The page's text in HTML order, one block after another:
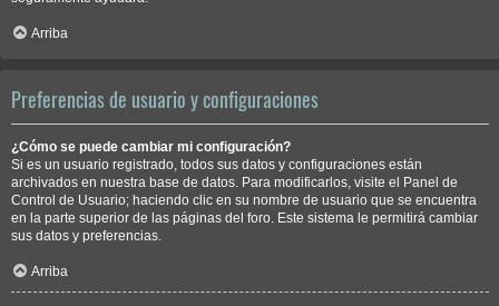
Arriba
Preferencias de usuario y configuraciones
¿Cómo se puede cambiar mi configuración?
Si es un usuario registrado, todos sus datos y configuraciones están
archivados en nuestra base de datos. Para modificarlos, visite el Panel de
Control de Usuario; haciendo clic en su nombre de usuario que se encuentra
en la parte superior de las páginas del foro. Este sistema le permitirá cambiar
sus datos y preferencias.
Arriba